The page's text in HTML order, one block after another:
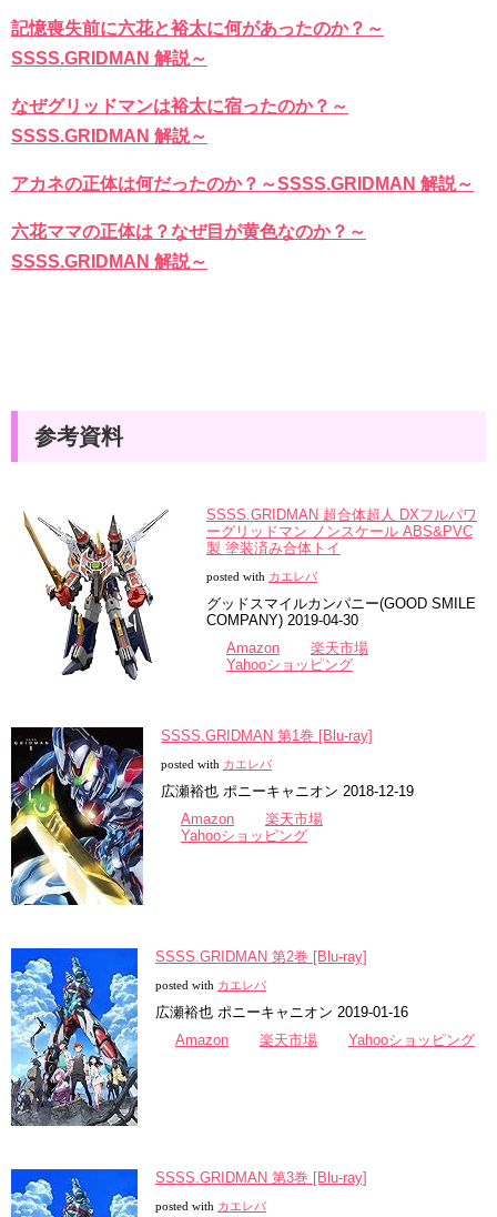
記憶喪失前に六花と裕太に何があったのか？～
SSSS.GRIDMAN 解説～
なぜグリッドマンは裕太に宿ったのか？～
SSSS.GRIDMAN 解説～
アカネの正体は何だったのか？～SSSS.GRIDMAN 解説～
六花ママの正体は？なぜ目が黄色なのか？～
SSSS.GRIDMAN 解説～
参考資料
SSSS.GRIDMAN 超合体超人 DXフルパワ
ーグリッドマン ノンスケール ABS&PVC
製 塗装済み合体トイ
posted with カエレバ
グッドスマイルカンパニー(GOOD SMILE
COMPANY) 2019-04-30
Amazon
楽天市場
Yahooショッピング
SSSS.GRIDMAN 第1巻 [Blu-ray]
posted with カエレバ
広瀬裕也 ポニーキャニオン 2018-12-19
Amazon
楽天市場
Yahooショッピング
SSSS.GRIDMAN 第2巻 [Blu-ray]
posted with カエレバ
広瀬裕也 ポニーキャニオン 2019-01-16
Amazon
楽天市場 Yahooショッピング
SSSS.GRIDMAN 第3巻 [Blu-ray]
posted with カエレバ